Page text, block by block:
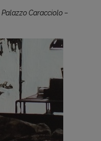
Palazzo Caracciolo –